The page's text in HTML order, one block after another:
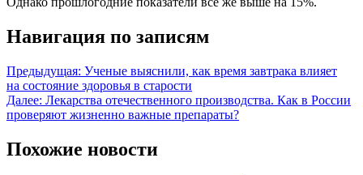
Навигация по записям
Предыдущая: Ученые выяснили, как время завтрака влияет
на состояние здоровья в старости
Далее: Лекарства отечественного производства. Как в России
проверяют жизненно важные препараты?
Похожие новости